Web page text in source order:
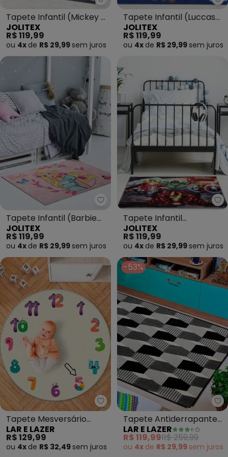
Jolitex - Tapete Infantil
Tapete Infantil (Mickey e
Minnie) 70x100 cm
JOLITEX
R$ 119,99
ou 4x de R$ 29,99 sem juros
Tapete Infantil (Luccas
Neto e Foca) 70x100 cm
JOLITEX
R$ 119,99
ou 4x de R$ 29,99 sem juros
Jolitex - Tapete Infantil (Barbie
Tapete Infantil (Barbie
Borboletas) 70x100 cm
JOLITEX
R$ 119,99
ou 4x de R$ 29,99 sem juros
Tapete Infantil
(Avengers) 70x100 cm
JOLITEX
R$ 119,99
ou 4x de R$ 29,99 sem juros
Lar e Lazer - Tapete
Tapete Mesversário
Redondo (Números) 84
cm
LAR E LAZER
R$ 129,99
ou 4x de R$ 32,49 sem juros
-53%
Tapete Antiderrapante
(Preto) 100x150 cm
LAR E LAZER
R$ 119,99R$ 259,99
ou 4x de R$ 29,99 sem juros